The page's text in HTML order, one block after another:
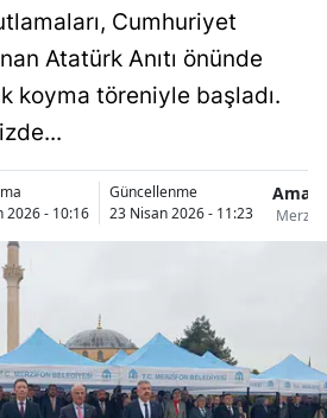
Cumhuriyet
Atatürk Anıtı önünde
koyma töreniyle başladı.
2026 - 10:16
Güncellenme
23 Nisan 2026 - 11:23